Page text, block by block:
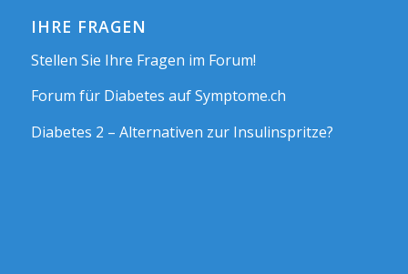
IHRE FRAGEN
Stellen Sie Ihre Fragen im Forum!
Forum für Diabetes auf Symptome.ch
Diabetes 2 – Alternativen zur Insulinspritze?